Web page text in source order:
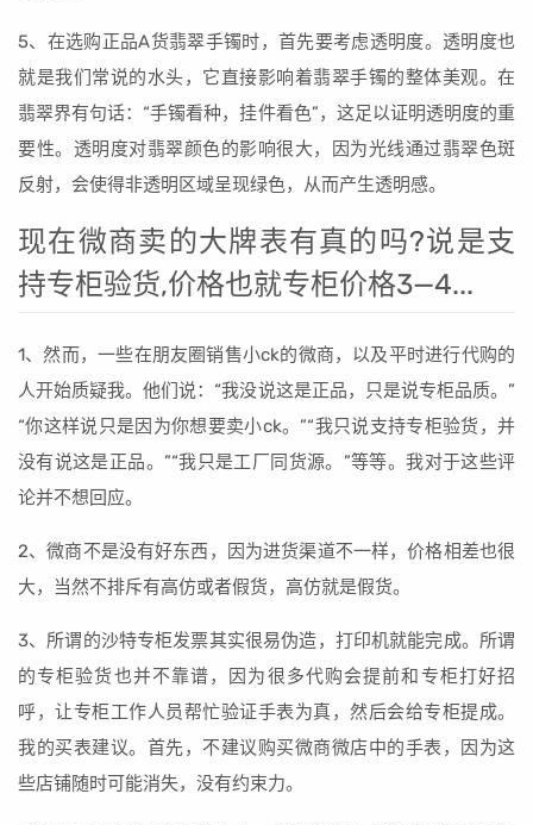
5、在选购正品A货翡翠手镯时，首先要考虑透明度。透明度也
就是我们常说的水头，它直接影响着翡翠手镯的整体美观。在
翡翠界有句话：“手镯看种，挂件看色”，这足以证明透明度的重
要性。透明度对翡翠颜色的影响很大，因为光线通过翡翠色斑
反射，会使得非透明区域呈现绿色，从而产生透明感。
现在微商卖的大牌表有真的吗?说是支
持专柜验货,价格也就专柜价格3—4...
1、然而，一些在朋友圈销售小ck的微商，以及平时进行代购的
人开始质疑我。他们说：“我没说这是正品，只是说专柜品质。”
“你这样说只是因为你想要卖小ck。”“我只说支持专柜验货，并
没有说这是正品。”“我只是工厂同货源。”等等。我对于这些评
论并不想回应。
2、微商不是没有好东西，因为进货渠道不一样，价格相差也很
大，当然不排斥有高仿或者假货，高仿就是假货。
3、所谓的沙特专柜发票其实很易伪造，打印机就能完成。所谓
的专柜验货也并不靠谱，因为很多代购会提前和专柜打好招
呼，让专柜工作人员帮忙验证手表为真，然后会给专柜提成。
我的买表建议。首先，不建议购买微商微店中的手表，因为这
些店铺随时可能消失，没有约束力。